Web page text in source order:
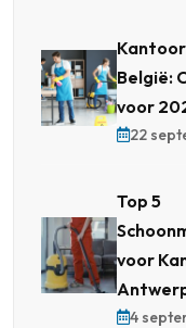
België:
voor
22
Top 5
voor
4